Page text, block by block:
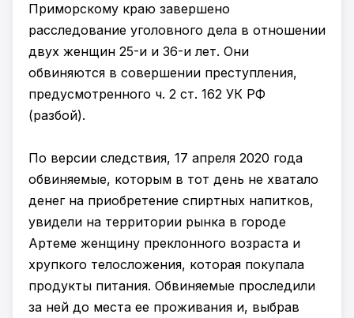
Приморскому краю завершено
расследование уголовного дела в отношении
двух женщин 25-и и 36-и лет. Они
обвиняются в совершении преступления,
предусмотренного ч. 2 ст. 162 УК РФ
(разбой).
По версии следствия, 17 апреля 2020 года
обвиняемые, которым в тот день не хватало
денег на приобретение спиртных напитков,
увидели на территории рынка в городе
Артеме женщину преклонного возраста и
хрупкого телосложения, которая покупала
продукты питания. Обвиняемые проследили
за ней до места ее проживания и, выбрав